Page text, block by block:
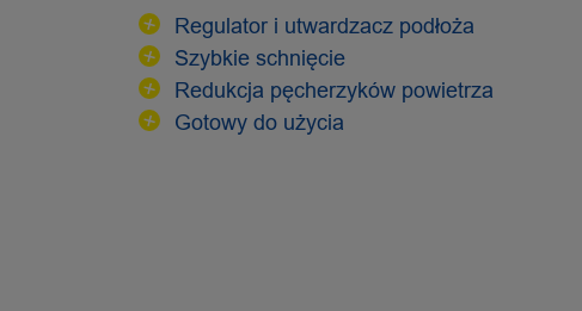
Regulator i utwardzacz podłoża
Szybkie schnięcie
Redukcja pęcherzyków powietrza
Gotowy do użycia